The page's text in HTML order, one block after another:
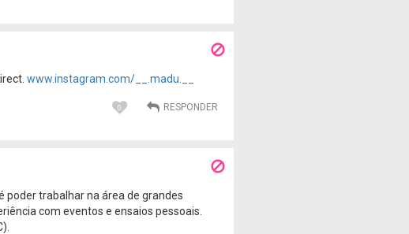
www.instagram.com/__.madu.__
0
poder trabalhar na área de grandes
com eventos e ensaios pessoais.